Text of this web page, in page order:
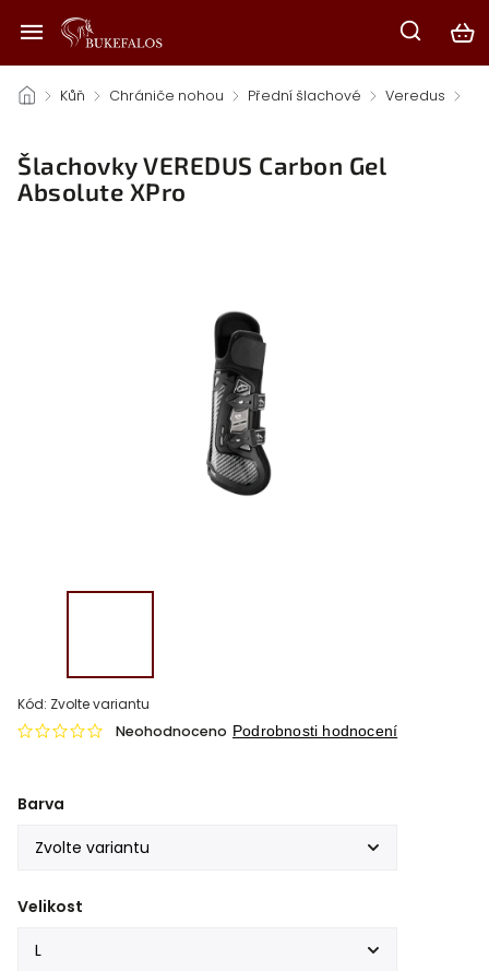
/ Kůň / Chrániče nohou / Přední šlachové / Veredus /
Šlachovky VEREDUS Carbon Gel
Absolute XPro
Kód: Zvolte variantu
Neohodnoceno Podrobnosti hodnocení
Barva
Velikost